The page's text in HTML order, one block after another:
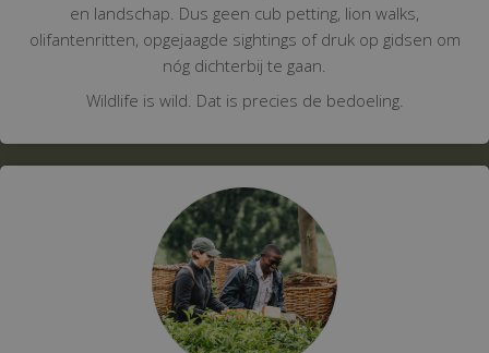
en landschap. Dus geen cub petting, lion walks,
olifantenritten, opgejaagde sightings of druk op gidsen om
nóg dichterbij te gaan.
Wildlife is wild. Dat is precies de bedoeling.